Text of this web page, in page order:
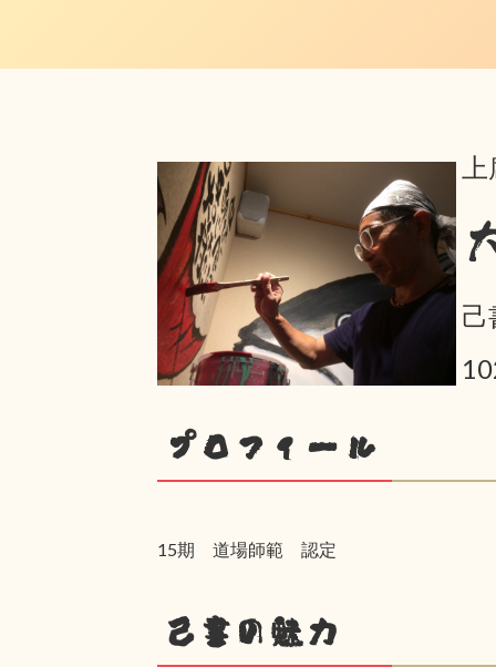
己
プロフィール
15期 道場師範 認定
己書の魅力